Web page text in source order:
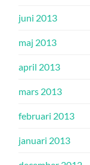
juni 2013
maj 2013
april 2013
mars 2013
februari 2013
januari 2013